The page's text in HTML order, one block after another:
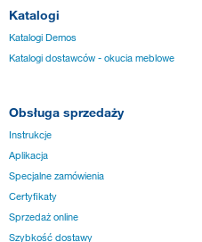
Katalogi
Katalogi Demos
Katalogi dostawców - okucia meblowe
Obsługa sprzedaży
Instrukcje
Aplikacja
Specjalne zamówienia
Certyfikaty
Sprzedaż online
Szybkość dostawy